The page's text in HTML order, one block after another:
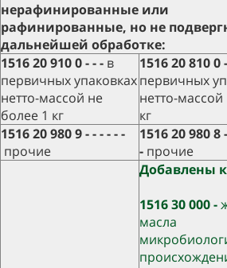
нерафинированные или
рафинированные, но не
дальнейшей обработке:
1516 20 910 0 - - - в
первичных упаковках
нетто-массой не
более 1 кг
1516 20 810 0
первичных
нетто-
кг
1516 20 980 9 - - - - - -
прочие
1516 20 980 8
- прочие
Добавлены
1516 30 000 -
масла